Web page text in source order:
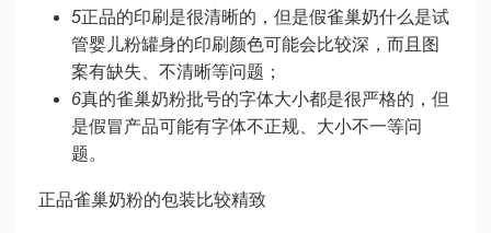
5正品的印刷是很清晰的，但是假雀巢奶什么是试
管婴儿粉罐身的印刷颜色可能会比较深，而且图
案有缺失、不清晰等问题；
6真的雀巢奶粉批号的字体大小都是很严格的，但
是假冒产品可能有字体不正规、大小不一等问
题。
正品雀巢奶粉的包装比较精致